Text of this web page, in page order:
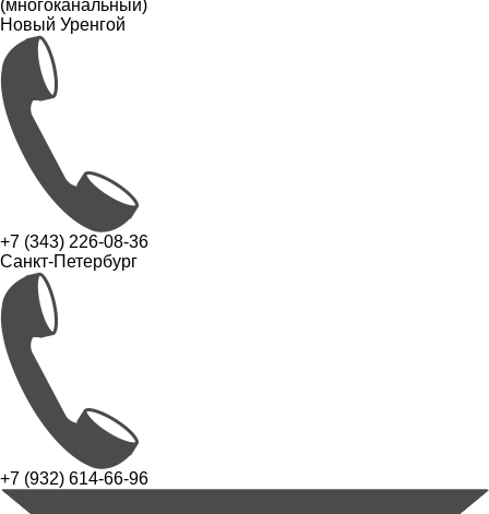
(многоканальный)
Новый Уренгой
+7 (343) 226-08-36
Санкт-Петербург
+7 (932) 614-66-96